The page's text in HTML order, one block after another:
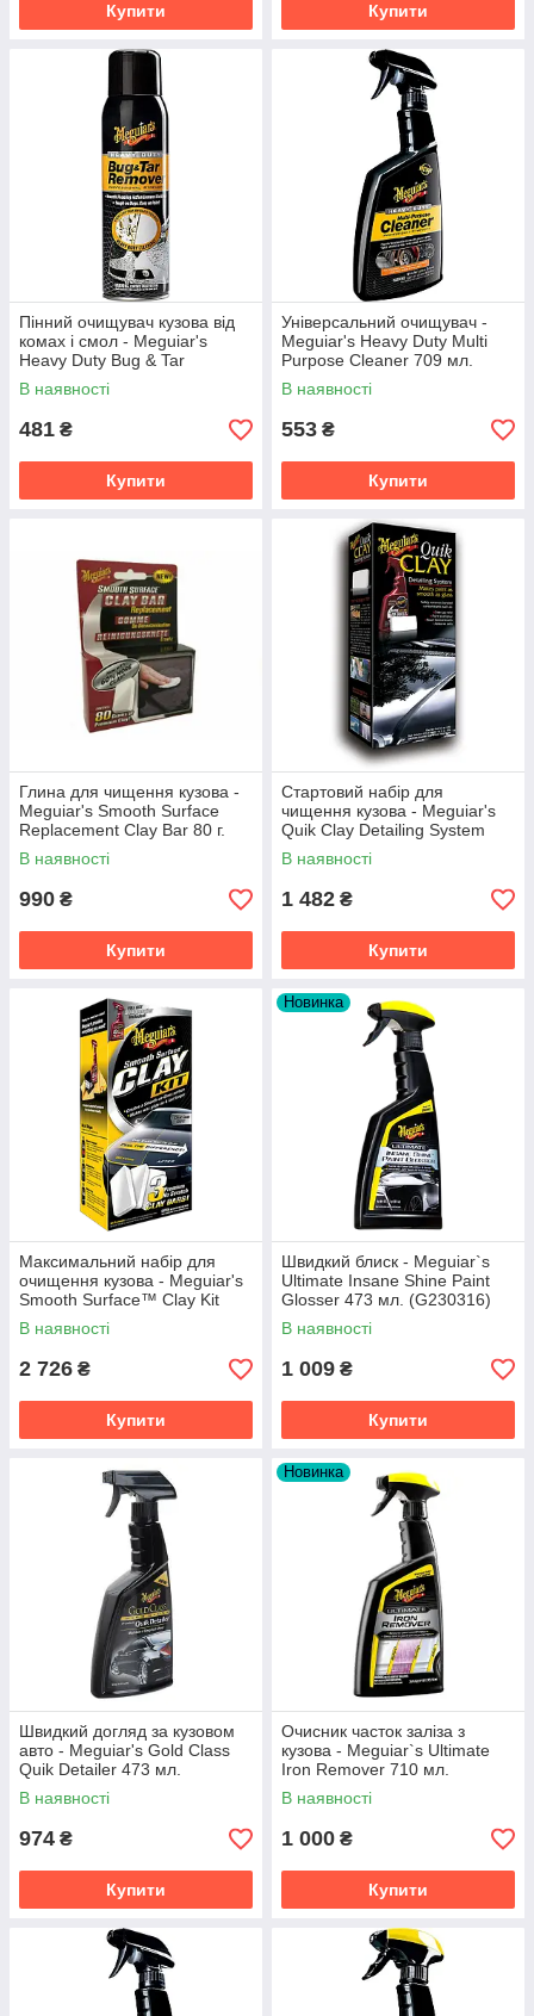
Купити Купити
Пінний очищувач кузова від
комах і смол - Meguiar's
Heavy Duty Bug & Tar
Remover 425 г. (G180515)
В наявності
481 ₴
Купити
Універсальний очищувач -
Meguiar's Heavy Duty Multi
Purpose Cleaner 709 мл.
(G180224)
В наявності
553 ₴
Купити
Глина для чищення кузова -
Meguiar's Smooth Surface
Replacement Clay Bar 80 г.
(G1001EU)
В наявності
990 ₴
Купити
Стартовий набір для
чищення кузова - Meguiar's
Quik Clay Detailing System
Starter Kit (G1116EU)
В наявності
1 482 ₴
Купити
Максимальний набір для
очищення кузова - Meguiar's
Smooth Surface™ Clay Kit
(G191700)
В наявності
2 726 ₴
Купити
Новинка
Швидкий блиск - Meguiar`s
Ultimate Insane Shine Paint
Glosser 473 мл. (G230316)
В наявності
1 009 ₴
Купити
Швидкий догляд за кузовом
авто - Meguiar's Gold Class
Quik Detailer 473 мл.
(G7616EU)
В наявності
974 ₴
Купити
Новинка
Очисник часток заліза з
кузова - Meguiar`s Ultimate
Iron Remover 710 мл.
(G250524)
В наявності
1 000 ₴
Купити